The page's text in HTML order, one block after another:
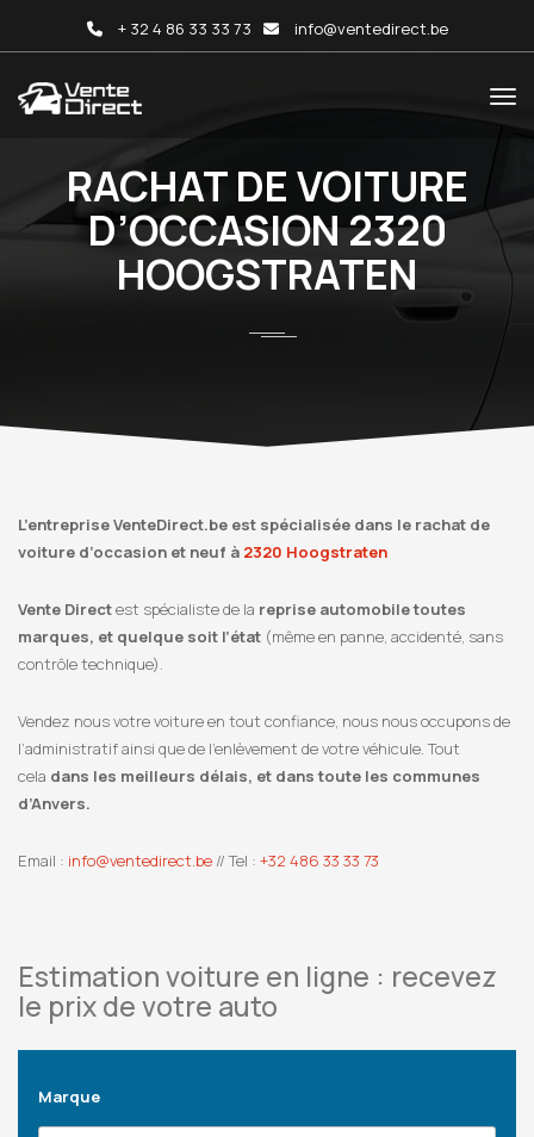
+ 32 4 86 33 33 73 info@ventedirect.be
RACHAT DE VOITURE
D’OCCASION 2320
HOOGSTRATEN
L’entreprise VenteDirect.be est spécialisée dans le rachat de
voiture d’occasion et neuf à 2320 Hoogstraten
Vente Directest spécialiste de la reprise automobile toutes
marques, et quelque soit l’état (même en panne, accidenté, sans
contrôle technique).
Vendez nous votre voiture en tout confiance, nous nous occupons de
l’administratif ainsi que de l’enlèvement de votre véhicule. Tout
cela dans les meilleurs délais, et dans toute les communes
d’Anvers.
Email : info@ventedirect.be // Tel : +32 486 33 33 73
Estimation voiture en ligne : recevez
le prix de votre auto
Marque